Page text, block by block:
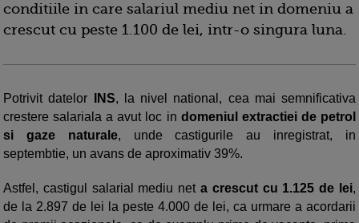
conditiile in care salariul mediu net in domeniu a
crescut cu peste 1.100 de lei, intr-o singura luna.
Potrivit datelor INS, la nivel national, cea mai semnificativa
crestere salariala a avut loc in domeniul extractiei de petrol
si gaze naturale, unde castigurile au inregistrat, in
septembtie, un avans de aproximativ 39%.
Astfel, castigul salarial mediu net a crescut cu 1.125 de lei,
de la 2.897 de lei la peste 4.000 de lei, ca urmare a acordarii